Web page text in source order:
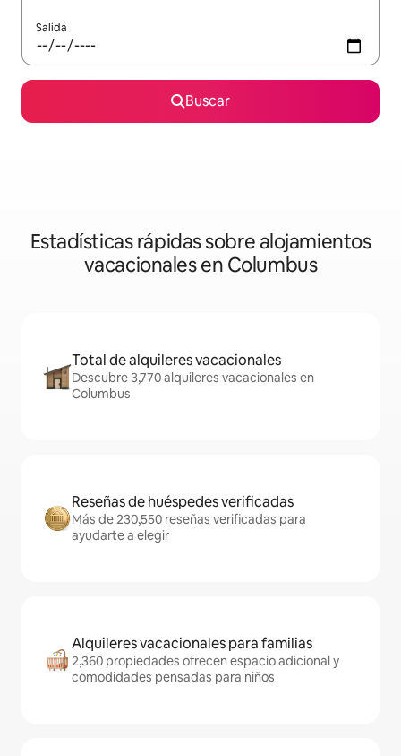
Salida
Buscar
Estadísticas rápidas sobre alojamientos
vacacionales en Columbus
Total de alquileres vacacionales
Descubre 3,770 alquileres vacacionales en
Columbus
Reseñas de huéspedes verificadas
Más de 230,550 reseñas verificadas para
ayudarte a elegir
Alquileres vacacionales para familias
2,360 propiedades ofrecen espacio adicional y
comodidades pensadas para niños